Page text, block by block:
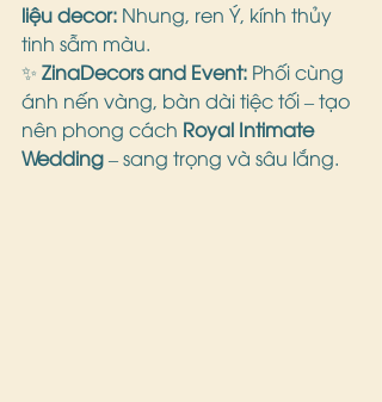
liệu decor: Nhung, ren Ý, kính thủy
tinh sẫm màu.
✨ ZinaDecors and Event: Phối cùng
ánh nến vàng, bàn dài tiệc tối – tạo
nên phong cách Royal Intimate
Wedding – sang trọng và sâu lắng.